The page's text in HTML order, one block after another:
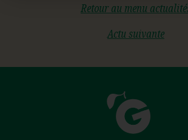
CONTACT
Retour au menu
Actu suivante